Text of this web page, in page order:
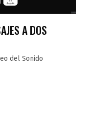
A DOS
del Sonido